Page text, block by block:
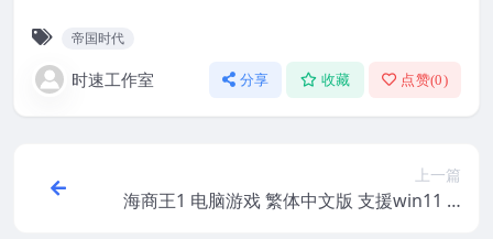
帝国时代
时速工作室 分享 收藏 点赞(0)
上一篇
海商王1 电脑游戏 繁体中文版 支援win11 w